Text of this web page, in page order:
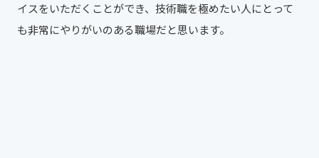
イスをいただくことができ、技術職を極めたい人にとって
も非常にやりがいのある職場だと思います。